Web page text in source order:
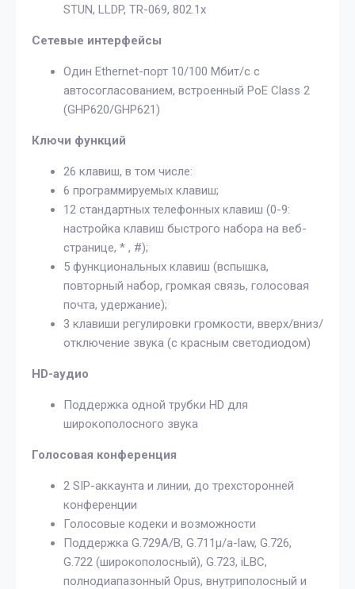
STUN, LLDP, TR-069, 802.1x
Сетевые интерфейсы
Один Ethernet-порт 10/100 Мбит/с с
автосогласованием, встроенный PoE Class 2
(GHP620/GHP621)
Ключи функций
26 клавиш, в том числе:
6 программируемых клавиш;
12 стандартных телефонных клавиш (0-9:
настройка клавиш быстрого набора на веб-
странице, * , #);
5 функциональных клавиш (вспышка,
повторный набор, громкая связь, голосовая
почта, удержание);
3 клавиши регулировки громкости, вверх/вниз/
отключение звука (с красным светодиодом)
HD-аудио
Поддержка одной трубки HD для
широкополосного звука
Голосовая конференция
2 SIP-аккаунта и линии, до трехсторонней
конференции
Голосовые кодеки и возможности
Поддержка G.729A/B, G.711μ/a-law, G.726,
G.722 (широкополосный), G.723, iLBC,
полнодиапазонный Opus, внутриполосный и